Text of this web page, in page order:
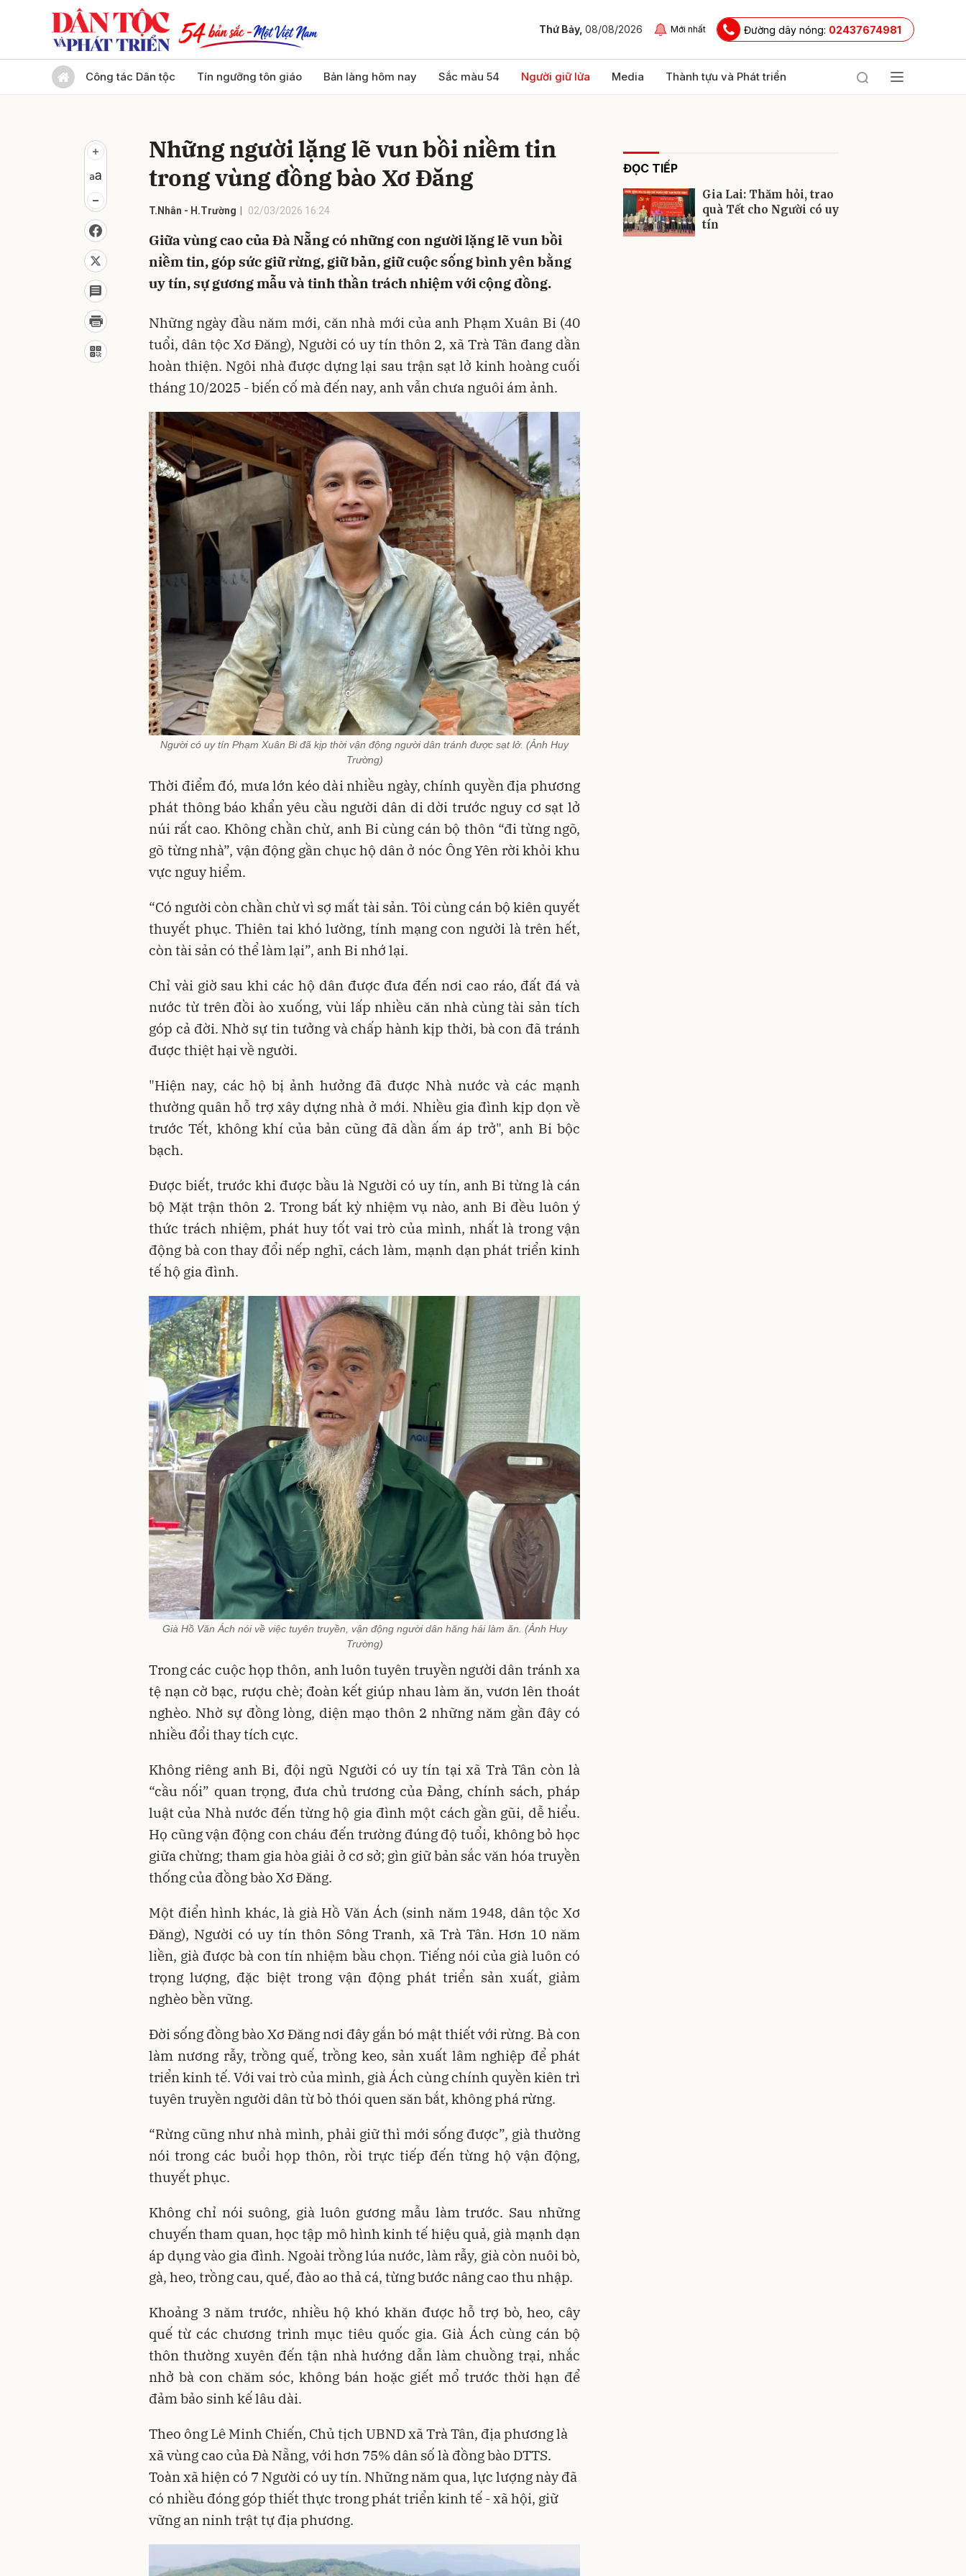
Thứ Bảy, 08/08/2026 Mới nhất Đường dây nóng: 02437674981
Công tác Dân tộc Tín ngưỡng tôn giáo Bản làng hôm nay Sắc màu 54 Người giữ lửa Media Thành tựu và Phát triển
Những người lặng lẽ vun bồi niềm tin
trong vùng đồng bào Xơ Đăng
T.Nhân - H.Trường 02/03/2026 16:24
Giữa vùng cao của Đà Nẵng có những con người lặng lẽ vun bồi
niềm tin, góp sức giữ rừng, giữ bản, giữ cuộc sống bình yên bằng
uy tín, sự gương mẫu và tinh thần trách nhiệm với cộng đồng.
Những ngày đầu năm mới, căn nhà mới của anh Phạm Xuân Bi (40
tuổi, dân tộc Xơ Đăng), Người có uy tín thôn 2, xã Trà Tân đang dần
hoàn thiện. Ngôi nhà được dựng lại sau trận sạt lở kinh hoàng cuối
tháng 10/2025 - biến cố mà đến nay, anh vẫn chưa nguôi ám ảnh.
Người có uy tín Phạm Xuân Bi đã kịp thời vận động người dân tránh được sạt lở. (Ảnh Huy
Trường)
Thời điểm đó, mưa lớn kéo dài nhiều ngày, chính quyền địa phương
phát thông báo khẩn yêu cầu người dân di dời trước nguy cơ sạt lở
núi rất cao. Không chần chừ, anh Bi cùng cán bộ thôn “đi từng ngõ,
gõ từng nhà”, vận động gần chục hộ dân ở nóc Ông Yên rời khỏi khu
vực nguy hiểm.
“Có người còn chần chừ vì sợ mất tài sản. Tôi cùng cán bộ kiên quyết
thuyết phục. Thiên tai khó lường, tính mạng con người là trên hết,
còn tài sản có thể làm lại”, anh Bi nhớ lại.
Chỉ vài giờ sau khi các hộ dân được đưa đến nơi cao ráo, đất đá và
nước từ trên đồi ào xuống, vùi lấp nhiều căn nhà cùng tài sản tích
góp cả đời. Nhờ sự tin tưởng và chấp hành kịp thời, bà con đã tránh
được thiệt hại về người.
"Hiện nay, các hộ bị ảnh hưởng đã được Nhà nước và các mạnh
thường quân hỗ trợ xây dựng nhà ở mới. Nhiều gia đình kịp dọn về
trước Tết, không khí của bản cũng đã dần ấm áp trở", anh Bi bộc
bạch.
Được biết, trước khi được bầu là Người có uy tín, anh Bi từng là cán
bộ Mặt trận thôn 2. Trong bất kỳ nhiệm vụ nào, anh Bi đều luôn ý
thức trách nhiệm, phát huy tốt vai trò của mình, nhất là trong vận
động bà con thay đổi nếp nghĩ, cách làm, mạnh dạn phát triển kinh
tế hộ gia đình.
Già Hồ Văn Ách nói về việc tuyên truyền, vận động người dân hăng hái làm ăn. (Ảnh Huy
Trường)
Trong các cuộc họp thôn, anh luôn tuyên truyền người dân tránh xa
tệ nạn cờ bạc, rượu chè; đoàn kết giúp nhau làm ăn, vươn lên thoát
nghèo. Nhờ sự đồng lòng, diện mạo thôn 2 những năm gần đây có
nhiều đổi thay tích cực.
Không riêng anh Bi, đội ngũ Người có uy tín tại xã Trà Tân còn là
“cầu nối” quan trọng, đưa chủ trương của Đảng, chính sách, pháp
luật của Nhà nước đến từng hộ gia đình một cách gần gũi, dễ hiểu.
Họ cũng vận động con cháu đến trường đúng độ tuổi, không bỏ học
giữa chừng; tham gia hòa giải ở cơ sở; gìn giữ bản sắc văn hóa truyền
thống của đồng bào Xơ Đăng.
Một điển hình khác, là già Hồ Văn Ách (sinh năm 1948, dân tộc Xơ
Đăng), Người có uy tín thôn Sông Tranh, xã Trà Tân. Hơn 10 năm
liền, già được bà con tín nhiệm bầu chọn. Tiếng nói của già luôn có
trọng lượng, đặc biệt trong vận động phát triển sản xuất, giảm
nghèo bền vững.
Đời sống đồng bào Xơ Đăng nơi đây gắn bó mật thiết với rừng. Bà con
làm nương rẫy, trồng quế, trồng keo, sản xuất lâm nghiệp để phát
triển kinh tế. Với vai trò của mình, già Ách cùng chính quyền kiên trì
tuyên truyền người dân từ bỏ thói quen săn bắt, không phá rừng.
“Rừng cũng như nhà mình, phải giữ thì mới sống được”, già thường
nói trong các buổi họp thôn, rồi trực tiếp đến từng hộ vận động,
thuyết phục.
Không chỉ nói suông, già luôn gương mẫu làm trước. Sau những
chuyến tham quan, học tập mô hình kinh tế hiệu quả, già mạnh dạn
áp dụng vào gia đình. Ngoài trồng lúa nước, làm rẫy, già còn nuôi bò,
gà, heo, trồng cau, quế, đào ao thả cá, từng bước nâng cao thu nhập.
Khoảng 3 năm trước, nhiều hộ khó khăn được hỗ trợ bò, heo, cây
quế từ các chương trình mục tiêu quốc gia. Già Ách cùng cán bộ
thôn thường xuyên đến tận nhà hướng dẫn làm chuồng trại, nhắc
nhở bà con chăm sóc, không bán hoặc giết mổ trước thời hạn để
đảm bảo sinh kế lâu dài.
Theo ông Lê Minh Chiến, Chủ tịch UBND xã Trà Tân, địa phương là
xã vùng cao của Đà Nẵng, với hơn 75% dân số là đồng bào DTTS.
Toàn xã hiện có 7 Người có uy tín. Những năm qua, lực lượng này đã
có nhiều đóng góp thiết thực trong phát triển kinh tế - xã hội, giữ
vững an ninh trật tự địa phương.
ĐỌC TIẾP
Gia Lai: Thăm hỏi, trao
quà Tết cho Người có uy
tín
Gửi bình luận
Gửi